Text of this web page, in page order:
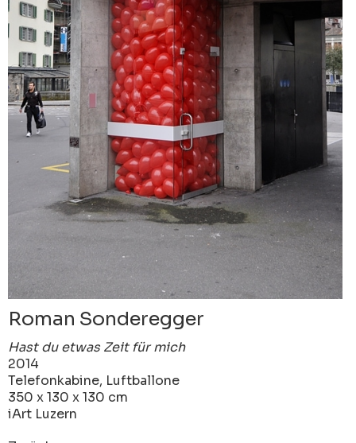
Roman Sonderegger
Hast du etwas Zeit für mich
2014
Telefonkabine, Luftballone
350 x 130 x 130 cm
iArt Luzern